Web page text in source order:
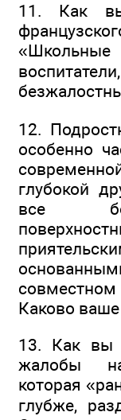
11. Как
12.
особенно
глубокой
все
Каково
13. Как вы
жалобы
которая
глубже,